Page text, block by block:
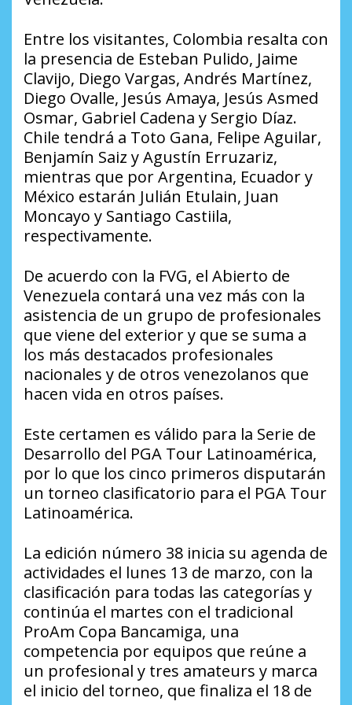
Entre los visitantes, Colombia resalta con
la presencia de Esteban Pulido, Jaime
Clavijo, Diego Vargas, Andrés Martínez,
Diego Ovalle, Jesús Amaya, Jesús Asmed
Osmar, Gabriel Cadena y Sergio Díaz.
Chile tendrá a Toto Gana, Felipe Aguilar,
Benjamín Saiz y Agustín Erruzariz,
mientras que por Argentina, Ecuador y
México estarán Julián Etulain, Juan
Moncayo y Santiago Castiila,
respectivamente.
De acuerdo con la FVG, el Abierto de
Venezuela contará una vez más con la
asistencia de un grupo de profesionales
que viene del exterior y que se suma a
los más destacados profesionales
nacionales y de otros venezolanos que
hacen vida en otros países.
Este certamen es válido para la Serie de
Desarrollo del PGA Tour Latinoamérica,
por lo que los cinco primeros disputarán
un torneo clasificatorio para el PGA Tour
Latinoamérica.
La edición número 38 inicia su agenda de
actividades el lunes 13 de marzo, con la
clasificación para todas las categorías y
continúa el martes con el tradicional
ProAm Copa Bancamiga, una
competencia por equipos que reúne a
un profesional y tres amateurs y marca
el inicio del torneo, que finaliza el 18 de